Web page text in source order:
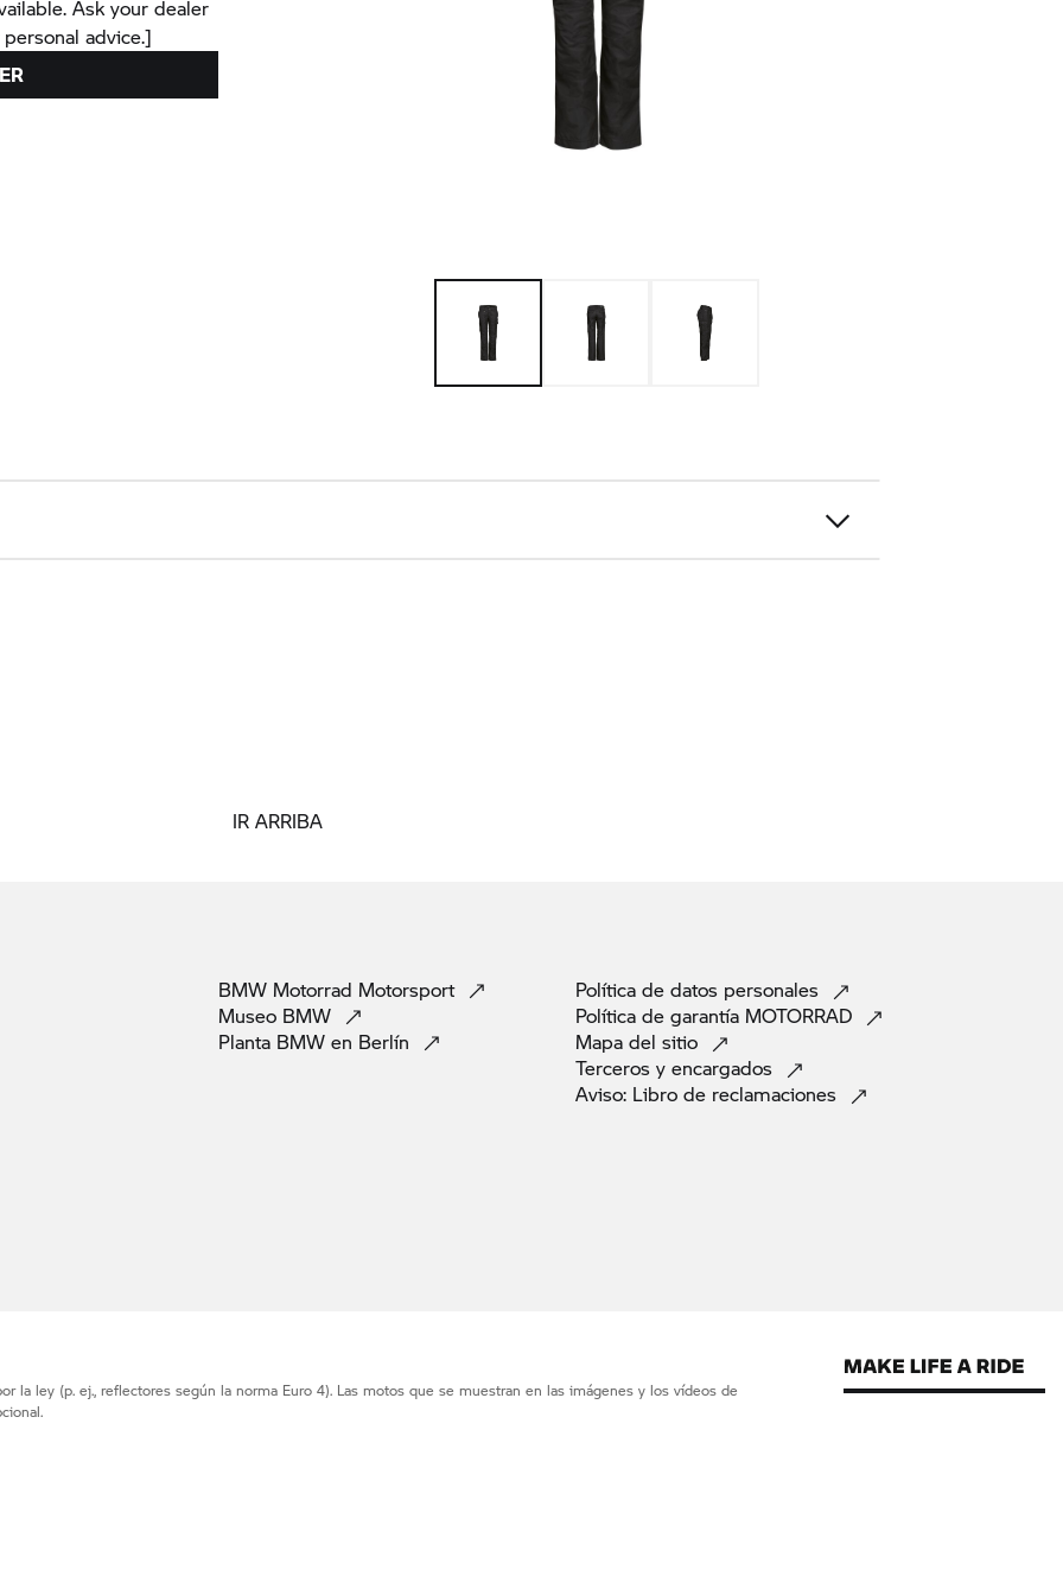
Ask your dealer
advice.]
IR ARRIBA
BMW Motorrad Motorsport
Museo BMW
Planta BMW en Berlín
Política de datos personales
Política de garantía MOTORRAD
Mapa del sitio
Terceros y encargados
Aviso: Libro de reclamaciones
la ley (p. ej., reflectores según la norma Euro 4). Las motos que se muestran en las imágenes y los vídeos de